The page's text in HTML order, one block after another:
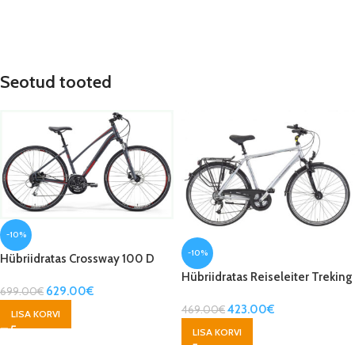
Seotud tooted
-10%
Hübriidratas Crossway 100 D
699.00€ 629.00€
LISA KORVI
-10%
Hübriidratas Reiseleiter Treking
469.00€423.00€
LISA KORVI